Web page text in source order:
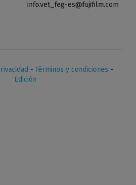
info.vet_feg-es@fujifilm.com
- Términos y condiciones
Edición